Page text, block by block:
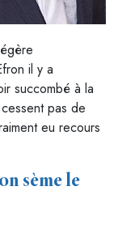
il y a
succombé à la
pas de
eu recours
sème le